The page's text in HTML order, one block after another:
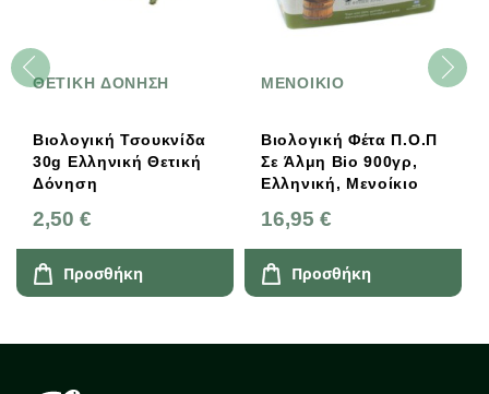
ΘΕΤΙΚΗ ΔΟΝΗΣΗ
Βιολογική Τσουκνίδα
30g Ελληνική Θετική
Δόνηση
2,50 €
Προσθήκη
ΜΕΝΟΙΚΙΟ
Βιολογική Φέτα Π.Ο.Π
Σε Άλμη Bio 900γρ,
Ελληνική, Μενοίκιο
16,95 €
Προσθήκη